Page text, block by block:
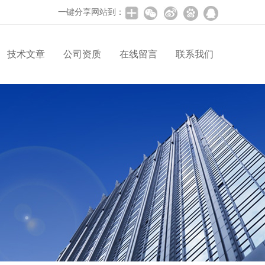
一键分享网站到：
技术文章 公司资质 在线留言 联系我们